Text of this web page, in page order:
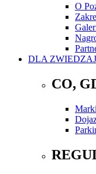
O
DLA
CO,